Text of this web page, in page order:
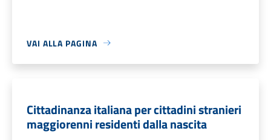
VAI ALLA PAGINA
Cittadinanza italiana per cittadini stranieri
maggiorenni residenti dalla nascita